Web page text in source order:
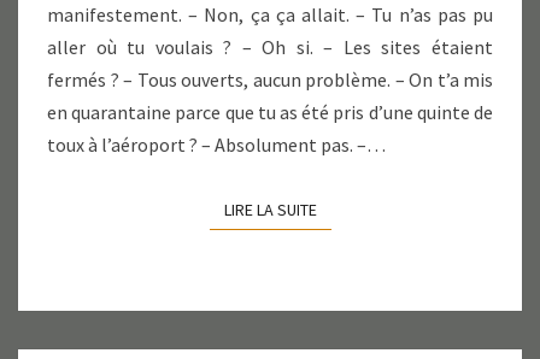
manifestement. – Non, ça ça allait. – Tu n’as pas pu
aller où tu voulais ? – Oh si. – Les sites étaient
fermés ? – Tous ouverts, aucun problème. – On t’a mis
en quarantaine parce que tu as été pris d’une quinte de
toux à l’aéroport ? – Absolument pas. –…
LIRE LA SUITELIRE LA SUITE